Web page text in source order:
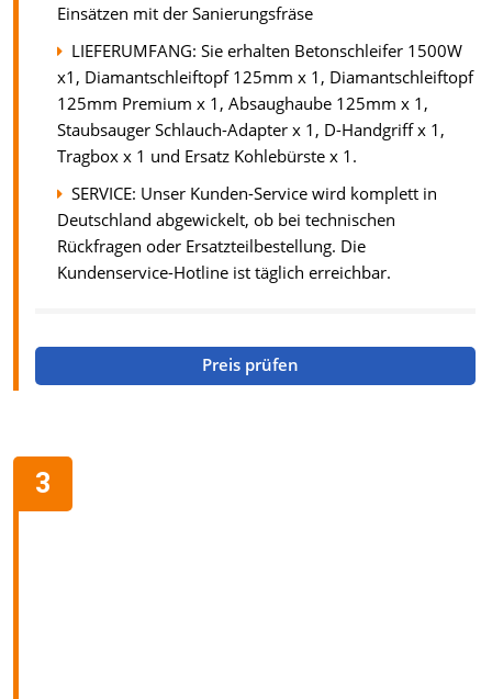
Einsätzen mit der Sanierungsfräse
LIEFERUMFANG: Sie erhalten Betonschleifer 1500W
x1, Diamantschleiftopf 125mm x 1, Diamantschleiftopf
125mm Premium x 1, Absaughaube 125mm x 1,
Staubsauger Schlauch-Adapter x 1, D-Handgriff x 1,
Tragbox x 1 und Ersatz Kohlebürste x 1.
SERVICE: Unser Kunden-Service wird komplett in
Deutschland abgewickelt, ob bei technischen
Rückfragen oder Ersatzteilbestellung. Die
Kundenservice-Hotline ist täglich erreichbar.
Preis prüfen